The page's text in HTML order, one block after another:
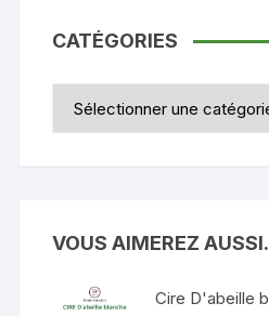
CATÉGORIES
VOUS AIMEREZ
Cire D'abeille